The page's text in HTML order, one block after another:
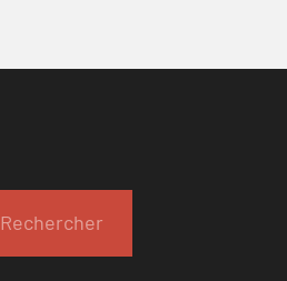
Rechercher